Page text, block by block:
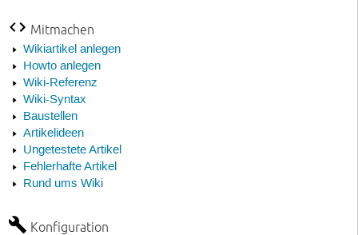
Mitmachen
Wikiartikel anlegen
Howto anlegen
Wiki-Referenz
Wiki-Syntax
Baustellen
Artikelideen
Ungetestete Artikel
Fehlerhafte Artikel
Rund ums Wiki
Konfiguration